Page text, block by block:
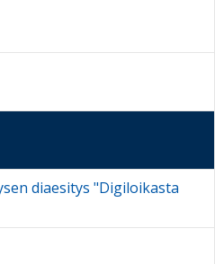
diaesitys "Digiloikasta